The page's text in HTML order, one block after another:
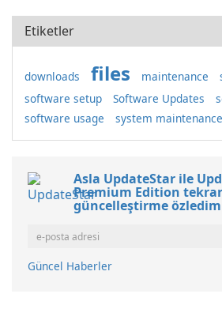
Etiketler
downloads files maintenance
software setup
Software Updates
software usage
system maintenance
Asla UpdateStar ile
Premium Edition
güncelleştirme özledim
Güncel Haberler